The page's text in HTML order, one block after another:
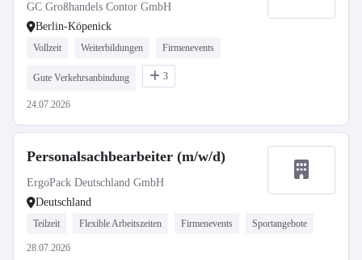
GC Großhandels Contor GmbH
Berlin-Köpenick
Vollzeit Weiterbildungen Firmenevents
Gute Verkehrsanbindung 3
24.07.2026
Personalsachbearbeiter (m/w/d)
ErgoPack Deutschland GmbH
Deutschland
Teilzeit Flexible Arbeitszeiten Firmenevents Sportangebote
28.07.2026